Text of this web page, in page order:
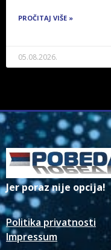
PROČITAJ VIŠE »
05.08.2026.
Jer poraz nije opcija!
Politika privatnosti
Impressum